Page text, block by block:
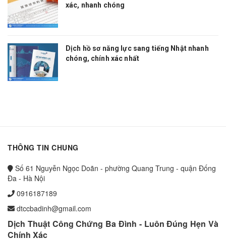
xác, nhanh chóng
Dịch hồ sơ năng lực sang tiếng Nhật nhanh
chóng, chính xác nhất
THÔNG TIN CHUNG
Số 61 Nguyễn Ngọc Doãn - phường Quang Trung - quận Đống
Đa - Hà Nội
0916187189
dtccbadinh@gmail.com
Dịch Thuật Công Chứng Ba Đình - Luôn Đúng Hẹn Và
Chính Xác